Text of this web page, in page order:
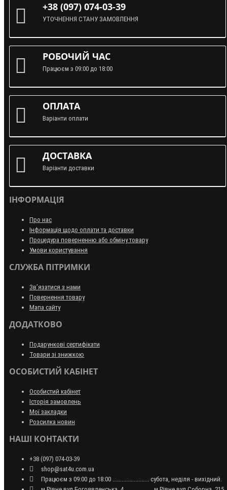
+38 (097) 074-03-39
УТОЧНЕННЯ СТАНУ ЗАМОВЛЕННЯ
РОБОЧИЙ ЧАС
Працюєм з 09:00 до 18:00
ОПЛАТА
Варіанти оплати
ДОСТАВКА
Варіанти доставки
ІНФОРМАЦІЯ
Про нас
Інформація щодо оплати та доставки
Процедура поверненню або обміну товару
Умови користування
СЛУЖБА ПІТРИМКИ
Зв’язатися з нами
Повернення товару
Мапа сайту
ДОДАТКОВО
Подарункові сертифікати
Товари зі знижкою
ОСОБИСТИЙ КАБІНЕТ
Особистий кабінет
Історія замовлень
Мої закладки
Розсилка новин
НАШІ КОНТАКТИ
+38 (097) 074-03-39
shop@sat4u.com.ua
Працюєм з 09:00 до 18:00 ........................ субота, неділя - вихідний.